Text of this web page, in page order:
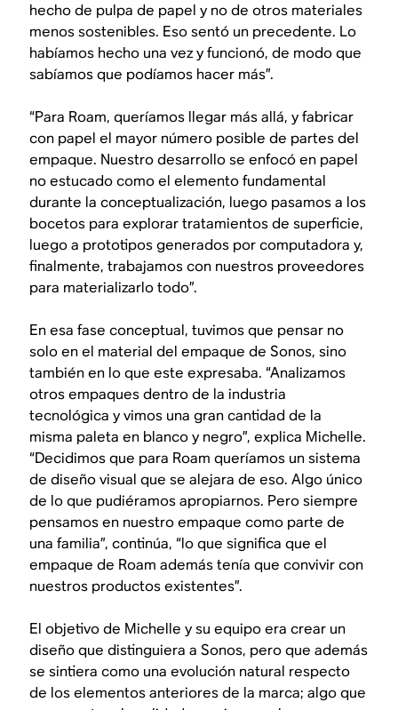
hecho de pulpa de papel y no de otros materiales
menos sostenibles. Eso sentó un precedente. Lo
habíamos hecho una vez y funcionó, de modo que
sabíamos que podíamos hacer más”.
“Para Roam, queríamos llegar más allá, y fabricar
con papel el mayor número posible de partes del
empaque. Nuestro desarrollo se enfocó en papel
no estucado como el elemento fundamental
durante la conceptualización, luego pasamos a los
bocetos para explorar tratamientos de superficie,
luego a prototipos generados por computadora y,
finalmente, trabajamos con nuestros proveedores
para materializarlo todo”.
En esa fase conceptual, tuvimos que pensar no
solo en el material del empaque de Sonos, sino
también en lo que este expresaba. “Analizamos
otros empaques dentro de la industria
tecnológica y vimos una gran cantidad de la
misma paleta en blanco y negro”, explica Michelle.
“Decidimos que para Roam queríamos un sistema
de diseño visual que se alejara de eso. Algo único
de lo que pudiéramos apropiarnos. Pero siempre
pensamos en nuestro empaque como parte de
una familia”, continúa, “lo que significa que el
empaque de Roam además tenía que convivir con
nuestros productos existentes”.
El objetivo de Michelle y su equipo era crear un
diseño que distinguiera a Sonos, pero que además
se sintiera como una evolución natural respecto
de los elementos anteriores de la marca; algo que